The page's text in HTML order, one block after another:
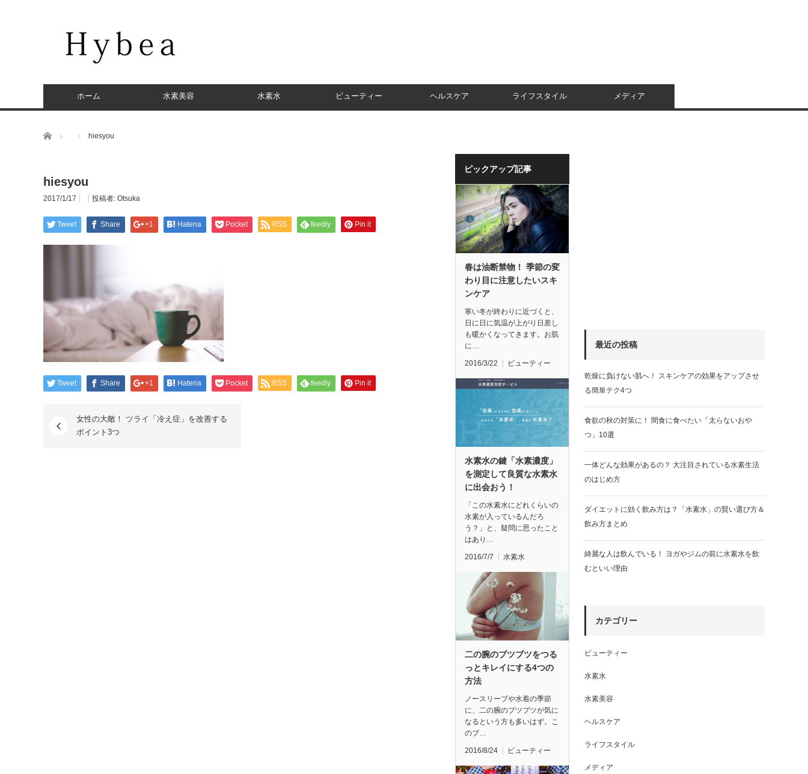
ホーム 水素美容 水素水 ビューティー ヘルスケア ライフスタイル メディア
ホーム hiesyou
hiesyou
2017/1/17 投稿者: Otsuka
Tweet Share +1 Hatena Pocket RSS feedly Pin it
Tweet Share +1 Hatena Pocket RSS feedly Pin it
女性の大敵！ ツライ「冷え症」を改善する
ポイント3つ
ピックアップ記事
春は油断禁物！ 季節の変
わり目に注意したいスキ
ンケア
寒い冬が終わりに近づくと、
日に日に気温が上がり日差し
も暖かくなってきます。お肌
に…
2016/3/22 ビューティー
水素水の鍵「水素濃度」
を測定して良質な水素水
に出会おう！
「この水素水にどれくらいの
水素が入っているんだろ
う？」と、疑問に思ったこと
はあり…
2016/7/7 水素水
二の腕のブツブツをつる
っとキレイにする4つの
方法
ノースリーブや水着の季節
に、二の腕のブツブツが気に
なるという方も多いはず。こ
のブ…
2016/8/24 ビューティー
最近の投稿
乾燥に負けない肌へ！ スキンケアの効果をアップさせ
る簡単テク4つ
食欲の秋の対策に！ 間食に食べたい「太らないおや
つ」10選
一体どんな効果があるの？ 大注目されている水素生活
のはじめ方
ダイエットに効く飲み方は？「水素水」の賢い選び方＆
飲み方まとめ
綺麗な人は飲んでいる！ ヨガやジムの前に水素水を飲
むといい理由
カテゴリー
ビューティー
水素水
水素美容
ヘルスケア
ライフスタイル
メディア